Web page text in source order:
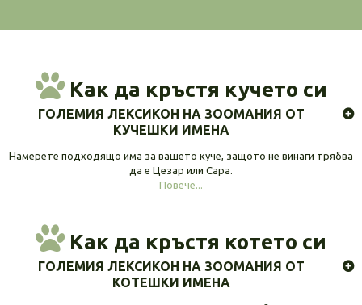
Как да кръстя кучето си
ГОЛЕМИЯ ЛЕКСИКОН НА ЗООМАНИЯ ОТ
КУЧЕШКИ ИМЕНА
Намерете подходящо има за вашето куче, защото не винаги трябва
да е Цезар или Сара.
Повече...
Как да кръстя котето си
ГОЛЕМИЯ ЛЕКСИКОН НА ЗООМАНИЯ ОТ
КОТЕШКИ ИМЕНА